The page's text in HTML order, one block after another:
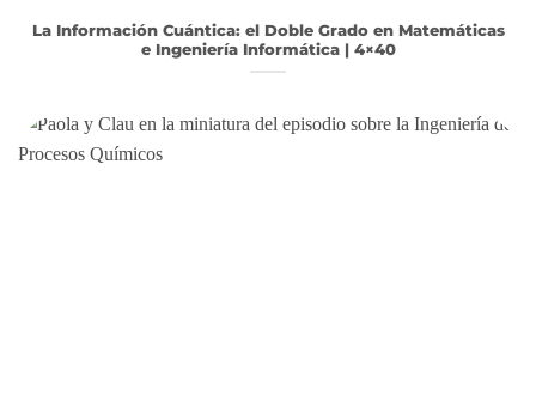
La Información Cuántica: el Doble Grado en Matemáticas
e Ingeniería Informática | 4×40